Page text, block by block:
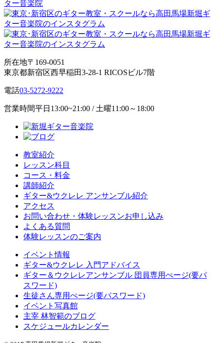
所在地〒169-0051
東京都新宿区西早稲田3-28-1 RICOSビル7階
電話03-5272-9222
営業時間平日13:00~21:00 / 土曜11:00～18:00
教室紹介
レッスン科目
コース・料金
講師紹介
ギター&ウクレレ アンサンブル紹介
アクセス
お問い合わせ・体験レッスンお申し込み
よくある質問
体験レッスンのご案内
イベント情報
ギター&ウクレレ 入門アドバイス
ギター＆ウクレレアンサンブル 団員専用ぺージ(要パ
スワード)
生徒さん専用ぺージ(要パスワード)
イベント写真館
主宰 林智範のブログ
スケジュールカレンダー